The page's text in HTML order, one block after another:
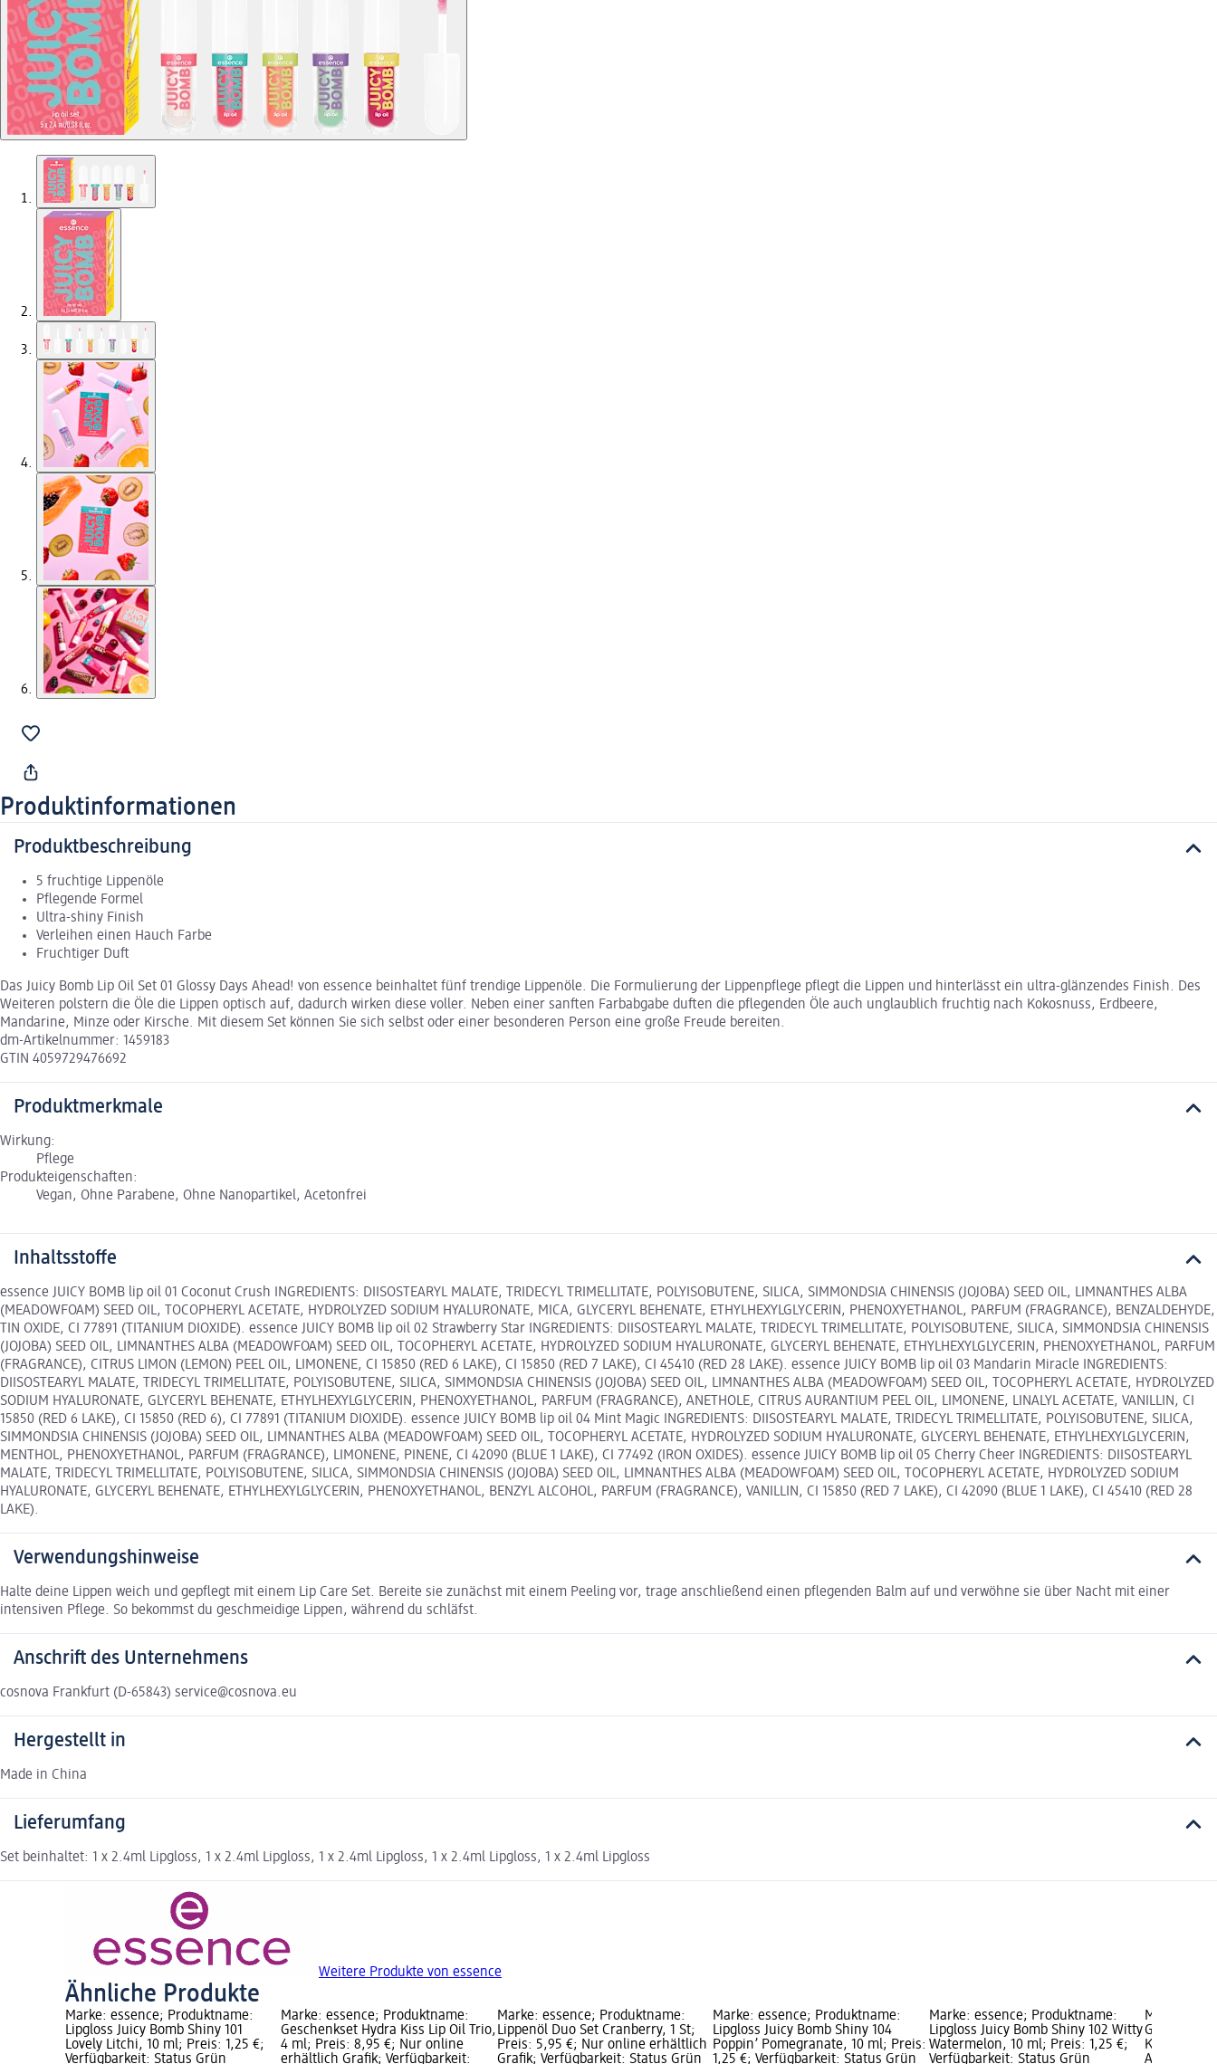
Produktinformationen
Produktbeschreibung
5 fruchtige Lippenöle
Pflegende Formel
Ultra-shiny Finish
Verleihen einen Hauch Farbe
Fruchtiger Duft
Das Juicy Bomb Lip Oil Set 01 Glossy Days Ahead! von essence beinhaltet fünf trendige Lippenöle. Die Formulierung der Lippenpflege pflegt die Lippen und hinterlässt ein ultra-glänzendes Finish. Des
Weiteren polstern die Öle die Lippen optisch auf, dadurch wirken diese voller. Neben einer sanften Farbabgabe duften die pflegenden Öle auch unglaublich fruchtig nach Kokosnuss, Erdbeere,
Mandarine, Minze oder Kirsche. Mit diesem Set können Sie sich selbst oder einer besonderen Person eine große Freude bereiten.
dm-Artikelnummer: 1459183
GTIN 4059729476692
Produktmerkmale
Wirkung:
Pflege
Produkteigenschaften:
Vegan, Ohne Parabene, Ohne Nanopartikel, Acetonfrei
Inhaltsstoffe
essence JUICY BOMB lip oil 01 Coconut Crush INGREDIENTS: DIISOSTEARYL MALATE, TRIDECYL TRIMELLITATE, POLYISOBUTENE, SILICA, SIMMONDSIA CHINENSIS (JOJOBA) SEED OIL, LIMNANTHES ALBA
(MEADOWFOAM) SEED OIL, TOCOPHERYL ACETATE, HYDROLYZED SODIUM HYALURONATE, MICA, GLYCERYL BEHENATE, ETHYLHEXYLGLYCERIN, PHENOXYETHANOL, PARFUM (FRAGRANCE), BENZALDEHYDE,
TIN OXIDE, CI 77891 (TITANIUM DIOXIDE). essence JUICY BOMB lip oil 02 Strawberry Star INGREDIENTS: DIISOSTEARYL MALATE, TRIDECYL TRIMELLITATE, POLYISOBUTENE, SILICA, SIMMONDSIA CHINENSIS
(JOJOBA) SEED OIL, LIMNANTHES ALBA (MEADOWFOAM) SEED OIL, TOCOPHERYL ACETATE, HYDROLYZED SODIUM HYALURONATE, GLYCERYL BEHENATE, ETHYLHEXYLGLYCERIN, PHENOXYETHANOL, PARFUM
(FRAGRANCE), CITRUS LIMON (LEMON) PEEL OIL, LIMONENE, CI 15850 (RED 6 LAKE), CI 15850 (RED 7 LAKE), CI 45410 (RED 28 LAKE). essence JUICY BOMB lip oil 03 Mandarin Miracle INGREDIENTS:
DIISOSTEARYL MALATE, TRIDECYL TRIMELLITATE, POLYISOBUTENE, SILICA, SIMMONDSIA CHINENSIS (JOJOBA) SEED OIL, LIMNANTHES ALBA (MEADOWFOAM) SEED OIL, TOCOPHERYL ACETATE, HYDROLYZED
SODIUM HYALURONATE, GLYCERYL BEHENATE, ETHYLHEXYLGLYCERIN, PHENOXYETHANOL, PARFUM (FRAGRANCE), ANETHOLE, CITRUS AURANTIUM PEEL OIL, LIMONENE, LINALYL ACETATE, VANILLIN, CI
15850 (RED 6 LAKE), CI 15850 (RED 6), CI 77891 (TITANIUM DIOXIDE). essence JUICY BOMB lip oil 04 Mint Magic INGREDIENTS: DIISOSTEARYL MALATE, TRIDECYL TRIMELLITATE, POLYISOBUTENE, SILICA,
SIMMONDSIA CHINENSIS (JOJOBA) SEED OIL, LIMNANTHES ALBA (MEADOWFOAM) SEED OIL, TOCOPHERYL ACETATE, HYDROLYZED SODIUM HYALURONATE, GLYCERYL BEHENATE, ETHYLHEXYLGLYCERIN,
MENTHOL, PHENOXYETHANOL, PARFUM (FRAGRANCE), LIMONENE, PINENE, CI 42090 (BLUE 1 LAKE), CI 77492 (IRON OXIDES). essence JUICY BOMB lip oil 05 Cherry Cheer INGREDIENTS: DIISOSTEARYL
MALATE, TRIDECYL TRIMELLITATE, POLYISOBUTENE, SILICA, SIMMONDSIA CHINENSIS (JOJOBA) SEED OIL, LIMNANTHES ALBA (MEADOWFOAM) SEED OIL, TOCOPHERYL ACETATE, HYDROLYZED SODIUM
HYALURONATE, GLYCERYL BEHENATE, ETHYLHEXYLGLYCERIN, PHENOXYETHANOL, BENZYL ALCOHOL, PARFUM (FRAGRANCE), VANILLIN, CI 15850 (RED 7 LAKE), CI 42090 (BLUE 1 LAKE), CI 45410 (RED 28
LAKE).
Verwendungshinweise
Halte deine Lippen weich und gepflegt mit einem Lip Care Set. Bereite sie zunächst mit einem Peeling vor, trage anschließend einen pflegenden Balm auf und verwöhne sie über Nacht mit einer
intensiven Pflege. So bekommst du geschmeidige Lippen, während du schläfst.
Anschrift des Unternehmens
cosnova Frankfurt (D-65843) service@cosnova.eu
Hergestellt in
Made in China
Lieferumfang
Set beinhaltet: 1 x 2.4ml Lipgloss, 1 x 2.4ml Lipgloss, 1 x 2.4ml Lipgloss, 1 x 2.4ml Lipgloss, 1 x 2.4ml Lipgloss
Weitere Produkte von essence
Ähnliche Produkte
Marke: essence; Produktname:
Lipgloss Juicy Bomb Shiny 101
Lovely Litchi, 10 ml; Preis: 1,25 €;
Verfügbarkeit: Status Grün
Marke: essence; Produktname:
Geschenkset Hydra Kiss Lip Oil Trio,
4 ml; Preis: 8,95 €; Nur online
erhältlich Grafik; Verfügbarkeit:
Marke: essence; Produktname:
Lippenöl Duo Set Cranberry, 1 St;
Preis: 5,95 €; Nur online erhältlich
Grafik; Verfügbarkeit: Status Grün
Marke: essence; Produktname:
Lipgloss Juicy Bomb Shiny 104
Poppin’ Pomegranate, 10 ml; Preis:
1,25 €; Verfügbarkeit: Status Grün
Marke: essence; Produktname:
Lipgloss Juicy Bomb Shiny 102 Witty
Watermelon, 10 ml; Preis: 1,25 €;
Verfügbarkeit: Status Grün
Marke:
Kiss Of
Ausverkauf